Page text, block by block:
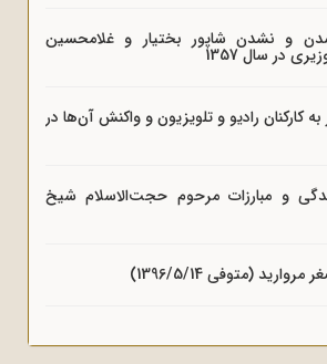
و نشدن شاپور بختیار و غلامحسین
در سال 1357
کارکنان رادیو و تلویزیون و واکنش آن‌ها در
و مبارزات مرحوم حجت‌الاسلام شیخ
(متوفی 1396/5/14)